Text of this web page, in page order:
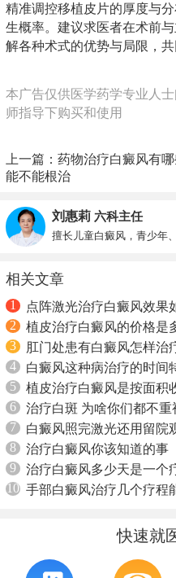
精准调控移植皮片的厚度与
生概率。建议求医者在术前
解各种术式的优势与局限，
本广告仅供医学药学专业人
师指导下购买和使用
上一篇： 药物治疗白癜风有
能不能根治
刘惠莉 六科主任
擅长儿童白癜风，青少年
相关文章
1
点阵激光治疗白癜风效果
2
植皮治疗白癜风的价格是
3
肛门处患有白癜风怎样治
4
白癜风这种病治疗的时间
5
植皮治疗白癜风是按面积
6
治疗白斑 为啥你们都不重
7
白癜风照完激光还用留院
8
治疗白癜风你该知道的事
9
治疗白癜风多少天是一个
10 手部白癜风治疗几个疗程
快速就